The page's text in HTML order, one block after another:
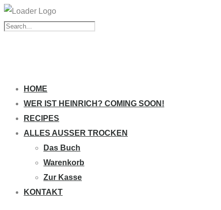
HOME
WER IST HEINRICH? COMING SOON!
RECIPES
ALLES AUSSER TROCKEN
Das Buch
Warenkorb
Zur Kasse
KONTAKT